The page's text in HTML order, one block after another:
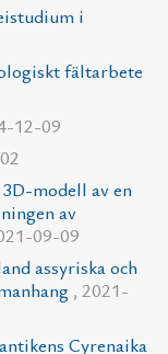
i
fältarbete
12-09
modell av en
av
09-09
assyriska och
, 2021-
Cyrenaika